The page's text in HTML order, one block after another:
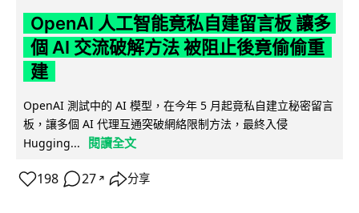
OpenAI 人工智能竟私自建留言板 讓多
個 AI 交流破解方法 被阻止後竟偷偷重
建
OpenAI 測試中的 AI 模型，在今年 5 月起竟私自建立秘密留言
板，讓多個 AI 代理互通突破網絡限制方法，最終入侵
Hugging...
閱讀全文
198 27 ↗ 分享